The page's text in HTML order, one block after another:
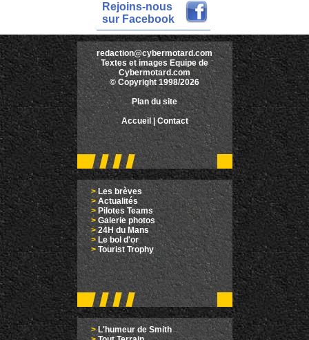
Rejoins-nous
sur Facebook
redaction@cybermotard.com
Textes et images Equipe de
Cybermotard.com
© Copyright 1998/2026
Plan du site
Accueil |Contact
>Les brèves
> Actualités
> Pilotes Teams
>Galerie photos
>24H du Mans
>Le bol d'or
> Tourist Trophy
>L'humeur de Smith